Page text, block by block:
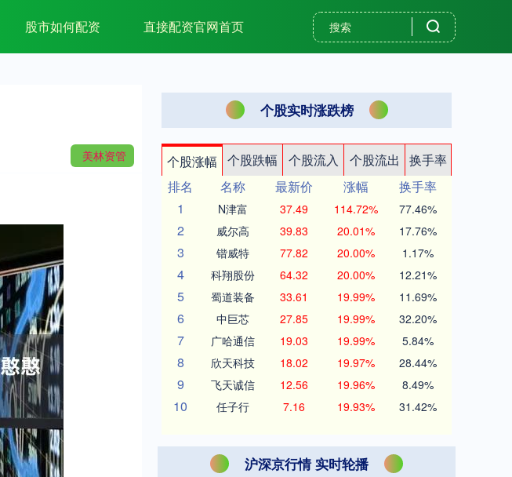
股市如何配资 直接配资官网首页
美林资管
个股实时涨跌榜
个股涨幅 个股跌幅 个股流入 个股流出
换手率
排名
名称 最新价 涨幅
换手率
1
N津富 37.49 114.72% 77.46%
2 威尔高 39.83 20.01% 17.76%
3 锴威特 77.82 20.00% 1.17%
4 科翔股份 64.32 20.00% 12.21%
5 蜀道装备 33.61 19.99% 11.69%
6 中巨芯 27.85 19.99% 32.20%
7 广哈通信 19.03 19.99% 5.84%
8 欣天科技 18.02 19.97% 28.44%
9 飞天诚信 12.56 19.96% 8.49%
10 任子行 7.16 19.93% 31.42%
沪深京行情 实时轮播